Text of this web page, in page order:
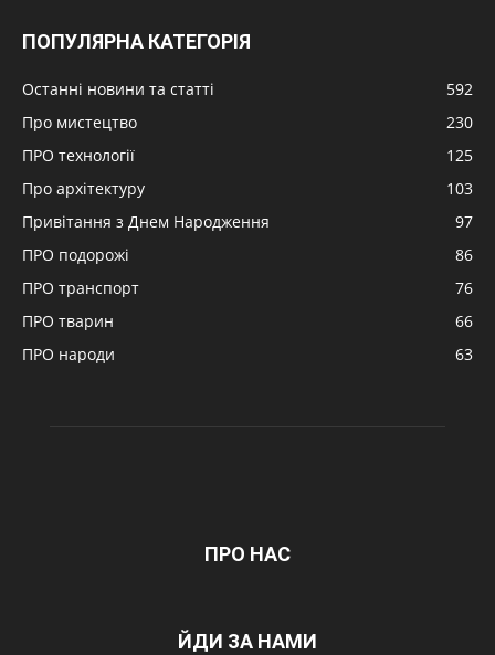
ПОПУЛЯРНА КАТЕГОРІЯ
Останні новини та статті
592
Про мистецтво
230
ПРО технології
125
Про архітектуру
103
Привітання з Днем Народження
97
ПРО подорожі
86
ПРО транспорт
76
ПРО тварин
66
ПРО народи
63
ПРО НАС
ЙДИ ЗА НАМИ